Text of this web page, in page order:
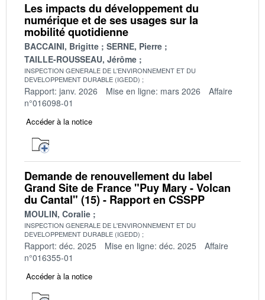
Les impacts du développement du
numérique et de ses usages sur la
mobilité quotidienne
BACCAINI, Brigitte
SERNE, Pierre
TAILLE-ROUSSEAU, Jérôme
INSPECTION GENERALE DE L'ENVIRONNEMENT ET DU
DEVELOPPEMENT DURABLE (IGEDD)
Rapport: janv. 2026 Mise en ligne: mars 2026
Affaire
n°016098-01
Accéder à la notice
Demande de renouvellement du label
Grand Site de France "Puy Mary - Volcan
du Cantal" (15) - Rapport en CSSPP
MOULIN, Coralie
INSPECTION GENERALE DE L'ENVIRONNEMENT ET DU
DEVELOPPEMENT DURABLE (IGEDD)
Rapport: déc. 2025 Mise en ligne: déc. 2025
Affaire
n°016355-01
Accéder à la notice